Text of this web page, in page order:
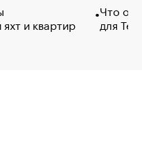
и квартир
Что
для